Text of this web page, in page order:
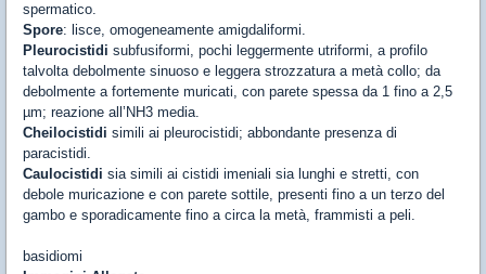
spermatico.
Spore: lisce, omogeneamente amigdaliformi.
Pleurocistidi subfusiformi, pochi leggermente utriformi, a profilo
talvolta debolmente sinuoso e leggera strozzatura a metà collo; da
debolmente a fortemente muricati, con parete spessa da 1 fino a 2,5
µm; reazione all’NH3 media.
Cheilocistidi simili ai pleurocistidi; abbondante presenza di
paracistidi.
Caulocistidi sia simili ai cistidi imeniali sia lunghi e stretti, con
debole muricazione e con parete sottile, presenti fino a un terzo del
gambo e sporadicamente fino a circa la metà, frammisti a peli.
basidiomi